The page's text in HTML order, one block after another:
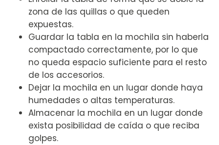
zona de las quillas o que queden
expuestas.
Guardar la tabla en la mochila sin haberla
compactado correctamente, por lo que
no queda espacio suficiente para el resto
de los accesorios.
Dejar la mochila en un lugar donde haya
humedades o altas temperaturas.
Almacenar la mochila en un lugar donde
exista posibilidad de caída o que reciba
golpes.